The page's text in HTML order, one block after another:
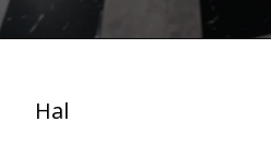
Hal